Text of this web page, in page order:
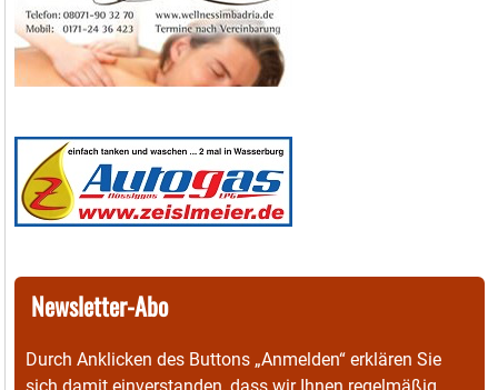
Newsletter-Abo
Durch Anklicken des Buttons „Anmelden“ erklären Sie